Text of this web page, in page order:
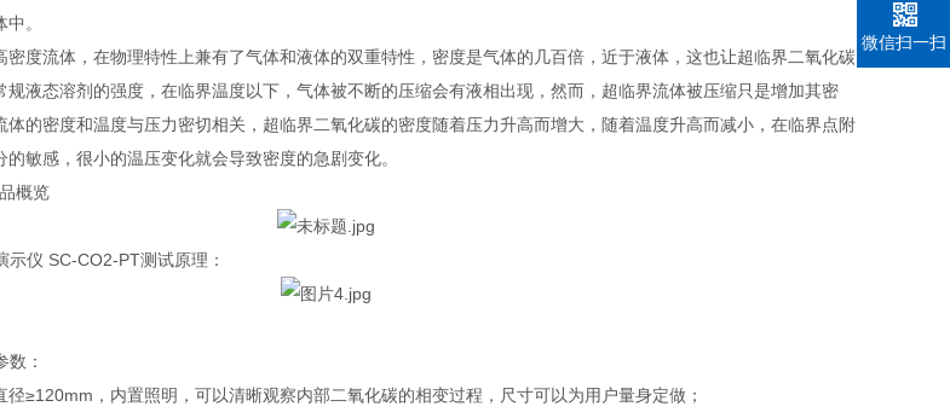
。
流体，在物理特性上兼有了气体和液体的双重特性，密度是气体的几百倍，近于液体，这也让超临界二氧化碳
规液态溶剂的强度，在临界温度以下，气体被不断的压缩会有液相出现，然而，超临界流体被压缩只是增加其密
体的密度和温度与压力密切相关，超临界二氧化碳的密度随着压力升高而增大，随着温度升高而减小，在临界点附
敏感，很小的温压变化就会导致密度的急剧变化。
概览
仪 SC-CO2-PT测试原理：
数：
，内置照明，可以清晰观察内部二氧化碳的相变过程，尺寸可以为用户量身定做；
微信扫一扫